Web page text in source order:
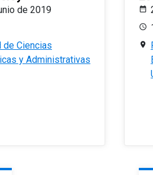
de 2019
de Ciencias
y Administrativas